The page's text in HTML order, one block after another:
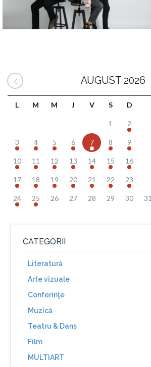
AUGUST 2026
L M M J V S D
1 2
3 4 5 6 7 8 9
10 11 12 13 14 15 16
17 18 19 20 21 22 23
24 25 26 27 28 29 30 31
CATEGORII
Literatură
Arte vizuale
Conferinţe
Muzică
Teatru & Dans
Film
MULTIART